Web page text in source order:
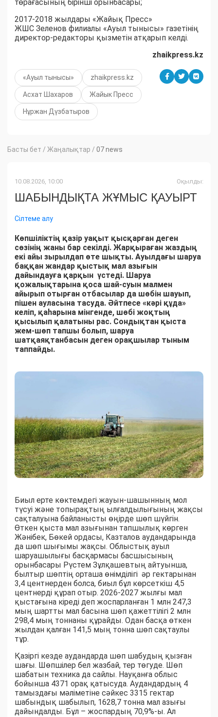
төрағасының бірінші орынбасары;
2017-2018 жылдары «Жайық Пресс»
ЖШС Зеленов филиалы «Ауыл тынысы» газетінің
директор-редакторы қызметін атқарып келді.
zhaikpress.kz
«Ауыл тынысы» zhaikpress.kz
Асхат Шахаров Жайык Пресс
Нұржан Дүзбатыров
Басты бет / Жаңалықтар / 07 news
10.08.2026, 10:00 Оқылды:
ШАБЫНДЫҚТА ЖҰМЫС ҚАУЫРТ
Сілтеме алу
Көпшіліктің қазір уақыт қысқарған деген
сөзінің жаны бар секілді. Жарқыраған жаздың
екі айы зырылдап өте шықты. Ауылдағы шаруа
баққан жандар қыстық мал азығын
дайындауға қарқын үстеді. Шаруа
қожалықтарына қоса шай-суын малмен
айырып отырған отбасылар да шөбін шауып,
пішен ауласына тасуда. Әйтпесе «кәрі құда»
келіп, қаһарына мінгенде, шөбі жоқтың
қысылып қалатыны рас. Сондықтан қыста
жем-шөп тапшы болып, шаруа
шатқаяқтанбасын деген орақшылар тыным
таппайды.
Биыл ерте көктемдегі жауын-шашынның мол
түсуі және топырақтың ылғалдылығының жақсы
сақталуына байланысты өңірде шөп шүйгін.
Өткен қыста мал азығынан тапшылық көрген
Жәнібек, Бөкей ордасы, Казталов аудандарында
да шөп шығымы жақсы. Облыстық ауыл
шаруашылығы басқармасы басшысының
орынбасары Рүстем Зұлқашевтың айтуынша,
былтыр шөптің орташа өнімділігі әр гектарынан
3,4 центнерден болса, биыл бұл көрсеткіш 4,5
центнерді құрап отыр. 2026-2027 жылғы мал
қыстағына кіреді деп жоспарланған 1 млн 247,3
мың шартты мал басына шөп қажеттілігі 2 млн
298,4 мың тоннаны құрайды. Одан басқа өткен
жылдан қалған 141,5 мың тонна шөп сақтаулы
тұр.
Қазіргі кезде аудандарда шөп шабудың қызған
шағы. Шөпшілер бел жазбай, тер төгуде. Шөп
шабатын техника да сайлы. Науқанға облыс
бойынша 4371 орақ қатысуда. Аудандардың 4
тамыздағы мәліметіне сәйкес 3315 гектар
шабындық шабылып, 1628,7 тонна мал азығы
дайындалды. Бұл – жоспардың 70,9%-ы. Ал